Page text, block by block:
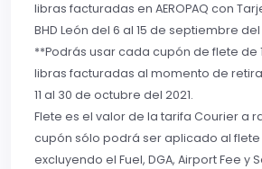
libras facturadas en AEROPAQ con
BHD León del 6 al 15 de septiembre del
**Podrás usar cada cupón de flete de
libras facturadas al momento de
11 al 30 de octubre del 2021.
Flete es el valor de la tarifa Courier a
cupón sólo podrá ser aplicado al
excluyendo el Fuel, DGA, Airport Fee y